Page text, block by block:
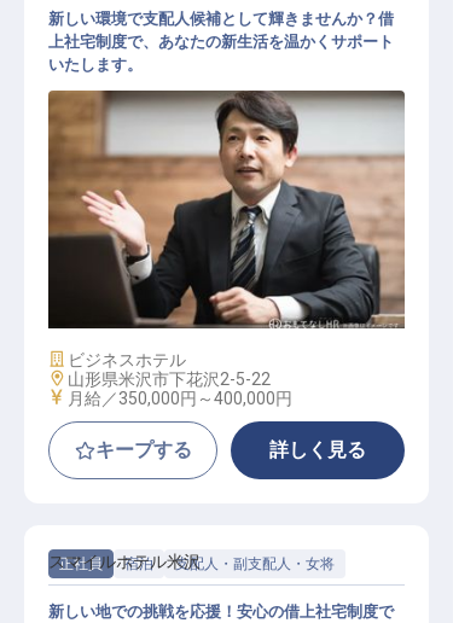
支配人候補
新しい環境で支配人候補として輝きませんか？借
上社宅制度で、あなたの新生活を温かくサポート
いたします。
施設業態
ビジネスホテル
勤務地
山形県米沢市下花沢2-5-22
給与
月給／350,000円～400,000円
キープする 詳しく見る
正社員 宿泊 支配人・副支配人・女将
スマイルホテル米沢
新しい地での挑戦を応援！安心の借上社宅制度で